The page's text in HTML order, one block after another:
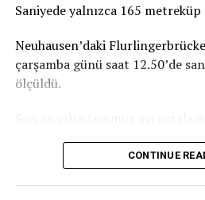
İsviçre’deki Stop2Drop
anda 24 belediye sigarasız ve
uygulamasını kullanıyor.
Aarau’da da seçilen 10 çocuk
belediyeye göre deneme
değişiklik gözlenmedi.
etkisinin ise henüz
Saniyede yalnızca 165 metreküp
Neuhausen’daki
çarşamba günü saat 12.50’de
ölçüldü.
anda normal bir temmuz
yüzde 31’i kadar.
CONTINUE